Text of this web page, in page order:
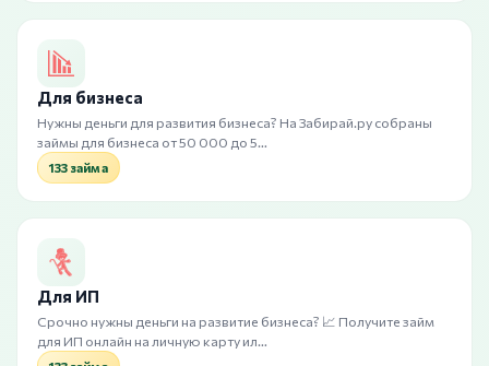
Для бизнеса
Нужны деньги для развития бизнеса? На Забирай.ру собраны
займы для бизнеса от 50 000 до 5…
133 займа
Для ИП
Срочно нужны деньги на развитие бизнеса? 📈 Получите займ
для ИП онлайн на личную карту ил…